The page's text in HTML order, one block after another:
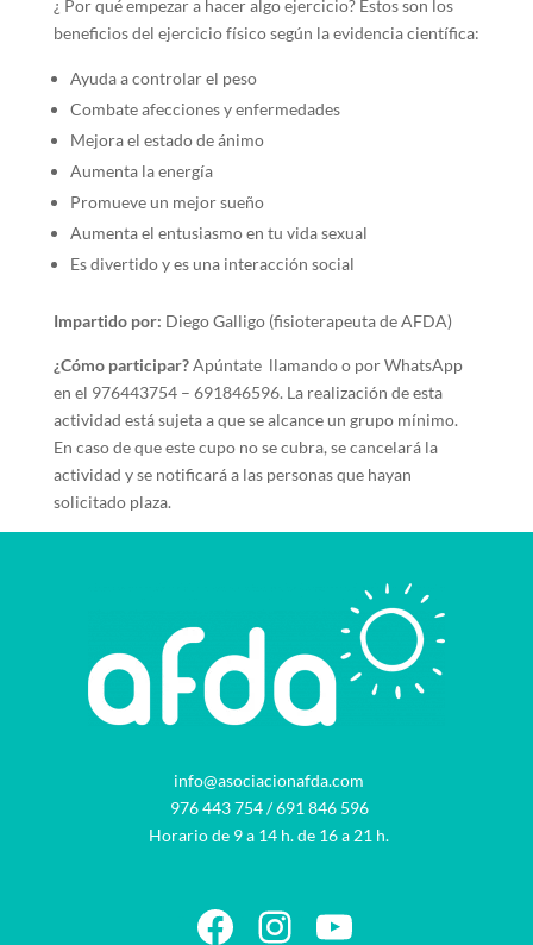
¿ Por qué empezar a hacer algo ejercicio? Estos son los
beneficios del ejercicio físico según la evidencia científica:
Ayuda a controlar el peso
Combate afecciones y enfermedades
Mejora el estado de ánimo
Aumenta la energía
Promueve un mejor sueño
Aumenta el entusiasmo en tu vida sexual
Es divertido y es una interacción social
Impartido por: Diego Galligo (fisioterapeuta de AFDA)
¿Cómo participar?Apúntate llamando o por WhatsApp
en el 976443754 – 691846596. La realización de esta
actividad está sujeta a que se alcance un grupo mínimo.
En caso de que este cupo no se cubra, se cancelará la
actividad y se notificará a las personas que hayan
solicitado plaza.
info@asociacionafda.com
976 443 754/691 846 596
Horario de 9 a 14 h. de 16 a 21 h.
Facebook
Instagram
YouTube